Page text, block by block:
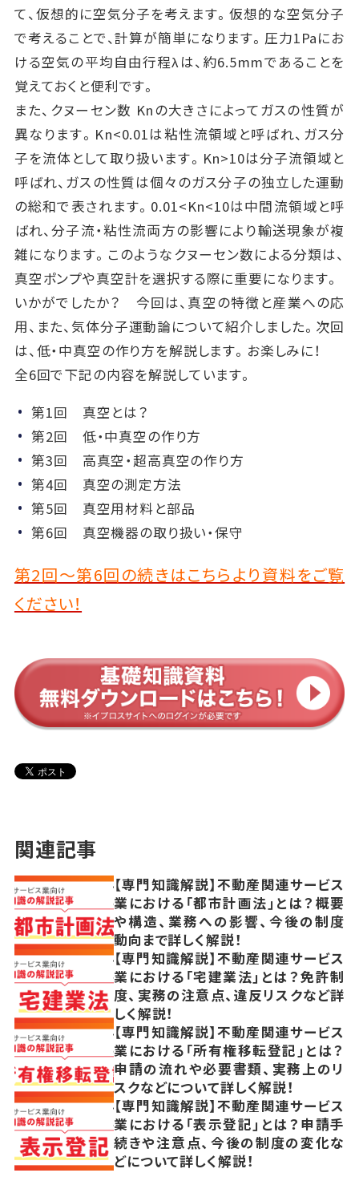
て、仮想的に空気分子を考えます。仮想的な空気分子
で考えることで、計算が簡単になります。圧力1Paにお
ける空気の平均自由行程λは、約6.5mmであることを
覚えておくと便利です。
また、クヌーセン数 Knの大きさによってガスの性質が
異なります。Kn<0.01は粘性流領域と呼ばれ、ガス分
子を流体として取り扱います。Kn>10は分子流領域と
呼ばれ、ガスの性質は個々のガス分子の独立した運動
の総和で表されます。0.01<Kn<10は中間流領域と呼
ばれ、分子流・粘性流両方の影響により輸送現象が複
雑になります。このようなクヌーセン数による分類は、
真空ポンプや真空計を選択する際に重要になります。
いかがでしたか？ 今回は、真空の特徴と産業への応
用、また、気体分子運動論について紹介しました。次回
は、低・中真空の作り方を解説します。お楽しみに！
全6回で下記の内容を解説しています。
第1回 真空とは？
第2回 低・中真空の作り方
第3回 高真空・超高真空の作り方
第4回 真空の測定方法
第5回 真空用材料と部品
第6回 真空機器の取り扱い・保守
第2回～第6回の続きはこちらより資料をご覧
ください！
関連記事
【専門知識解説】不動産関連サービス
業における「都市計画法」とは？概要
や構造、業務への影響、今後の制度
動向まで詳しく解説！
【専門知識解説】不動産関連サービス
業における「宅建業法」とは？免許制
度、実務の注意点、違反リスクなど詳
しく解説！
【専門知識解説】不動産関連サービス
業における「所有権移転登記」とは？
申請の流れや必要書類、実務上のリ
スクなどについて詳しく解説！
【専門知識解説】不動産関連サービス
業における「表示登記」とは？申請手
続きや注意点、今後の制度の変化な
どについて詳しく解説！